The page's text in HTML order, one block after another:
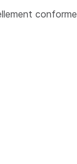
conforme